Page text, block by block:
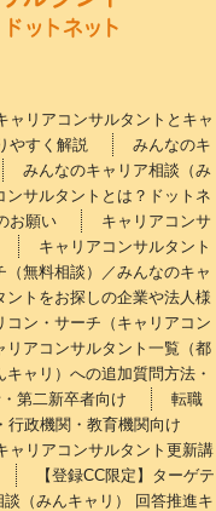
ャリアコンサルタントとキャ
やすく解説
みんなのキ
みんなのキャリア相談（み
ンサルタントとは？ドットネ
お願い
キャリアコンサ
キャリアコンサルタント
（無料相談）／みんなのキャ
ントをお探しの企業や法人様
コン・サーチ（キャリアコン
リアコンサルタント一覧（都
ャリ）への追加質問方法・
第二新卒者向け
転職
行政機関・教育機関向け
ャリアコンサルタント更新講
【登録CC限定】ターゲテ
（みんキャリ） 回答推進キ